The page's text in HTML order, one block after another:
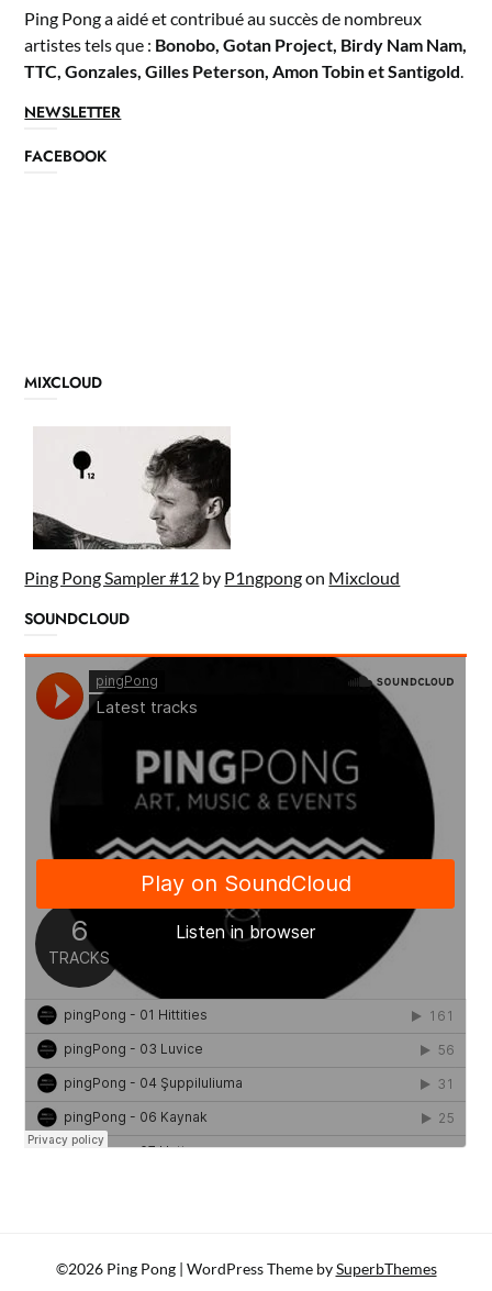
Ping Pong a aidé et contribué au succès de nombreux
artistes tels que : Bonobo, Gotan Project, Birdy Nam Nam,
TTC, Gonzales, Gilles Peterson, Amon Tobin et Santigold
NEWSLETTER
FACEBOOK
MIXCLOUD
Ping Pong Sampler #12 by P1ngpongon Mixcloud
SOUNDCLOUD
©2026 Ping Pong | WordPress Theme bySuperbThemes